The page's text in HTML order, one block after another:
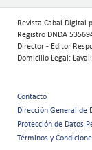
Revista Cabal Digital
Registro DNDA
Director - Editor
Domicilio Legal:
Menú
Contacto
Dirección General de
Protección de Datos
Términos y